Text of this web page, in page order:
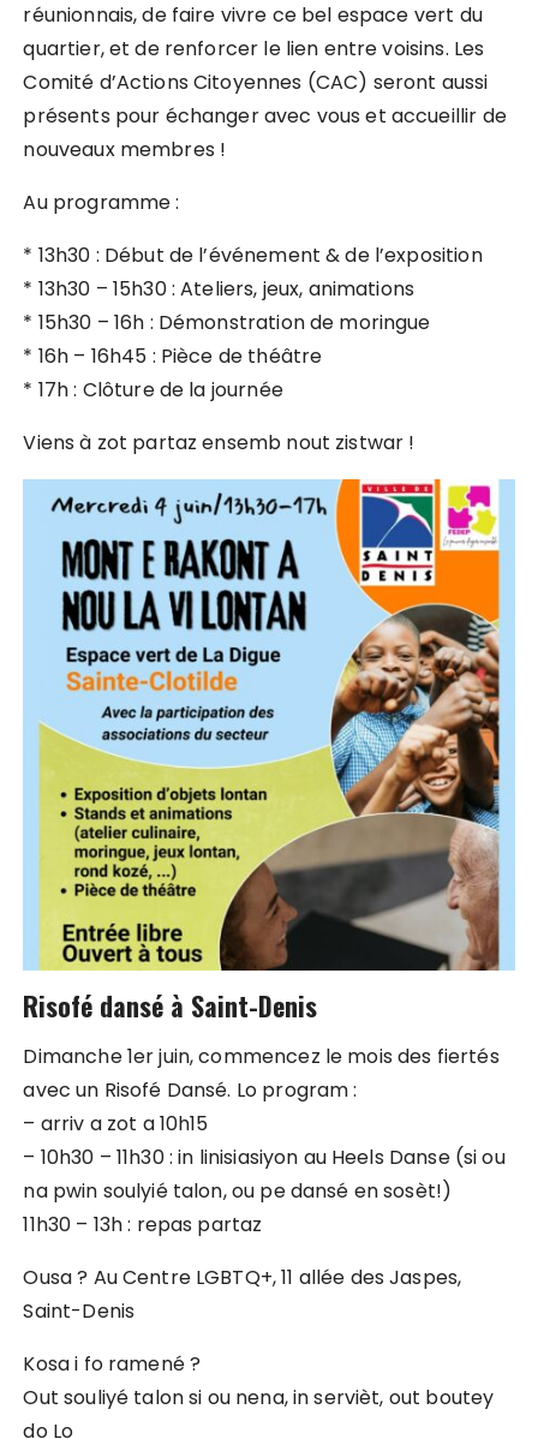
réunionnais, de faire vivre ce bel espace vert du
quartier, et de renforcer le lien entre voisins. Les
Comité d’Actions Citoyennes (CAC) seront aussi
présents pour échanger avec vous et accueillir de
nouveaux membres !
Au programme :
* 13h30 : Début de l’événement & de l’exposition
* 13h30 – 15h30 : Ateliers, jeux, animations
* 15h30 – 16h : Démonstration de moringue
* 16h – 16h45 : Pièce de théâtre
* 17h : Clôture de la journée
Viens à zot partaz ensemb nout zistwar !
Risofé dansé à Saint-Denis
Dimanche 1er juin, commencez le mois des fiertés
avec un Risofé Dansé. Lo program :
– arriv a zot a 10h15
– 10h30 – 11h30 : in linisiasiyon au Heels Danse (si ou
na pwin soulyié talon, ou pe dansé en sosèt!)
11h30 – 13h : repas partaz
Ousa ? Au Centre LGBTQ+, 11 allée des Jaspes,
Saint-Denis
Kosa i fo ramené ?
Out souliyé talon si ou nena, in servièt, out boutey
do Lo